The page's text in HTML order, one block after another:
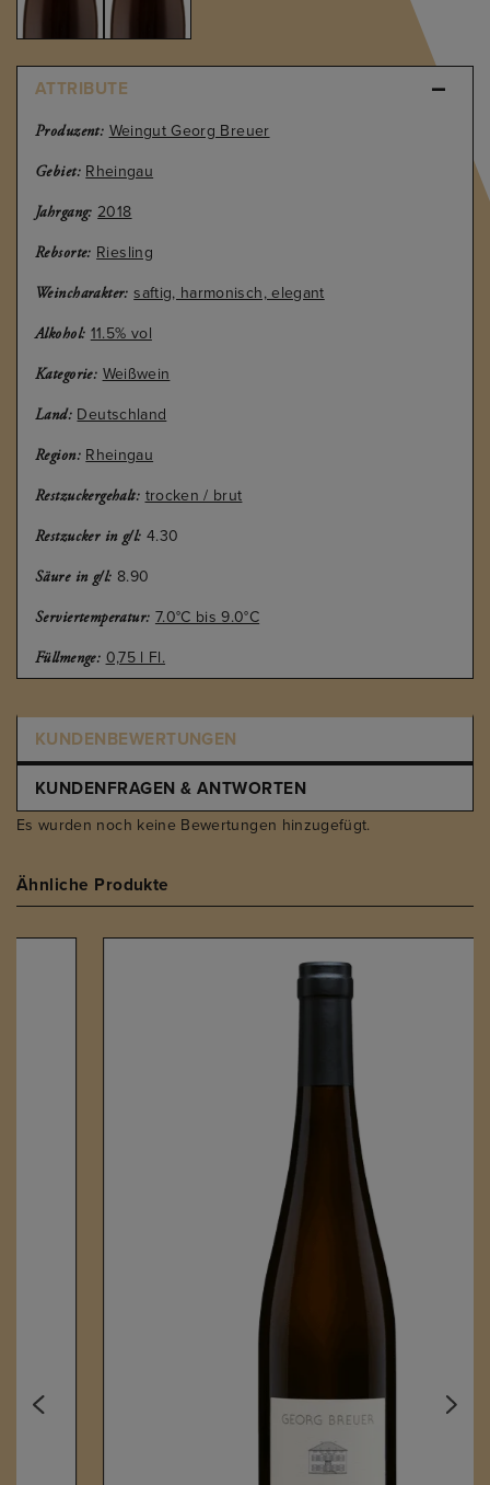
ATTRIBUTE
Produzent: Weingut Georg Breuer
Gebiet: Rheingau
Jahrgang: 2018
Rebsorte: Riesling
Weincharakter: saftig, harmonisch, elegant
Alkohol: 11.5% vol
Kategorie: Weißwein
Land: Deutschland
Region: Rheingau
Restzuckergehalt: trocken / brut
Restzucker in g/l: 4.30
Säure in g/l: 8.90
Serviertemperatur: 7.0°C bis 9.0°C
Füllmenge: 0,75 l Fl.
KUNDENBEWERTUNGEN
KUNDENFRAGEN & ANTWORTEN
Es wurden noch keine Bewertungen hinzugefügt.
Ähnliche Produkte